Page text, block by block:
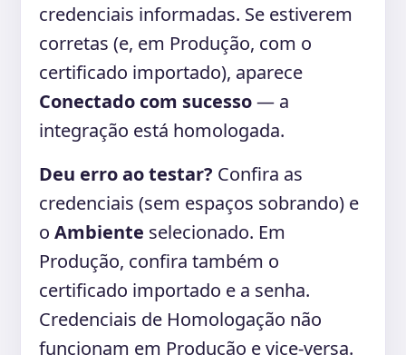
credenciais informadas. Se estiverem
corretas (e, em Produção, com o
certificado importado), aparece
Conectado com sucesso— a
integração está homologada.
Deu erro ao testar? Confira as
credenciais (sem espaços sobrando) e
o Ambiente selecionado. Em
Produção, confira também o
certificado importado e a senha.
Credenciais de Homologação não
funcionam em Produção e vice-versa.